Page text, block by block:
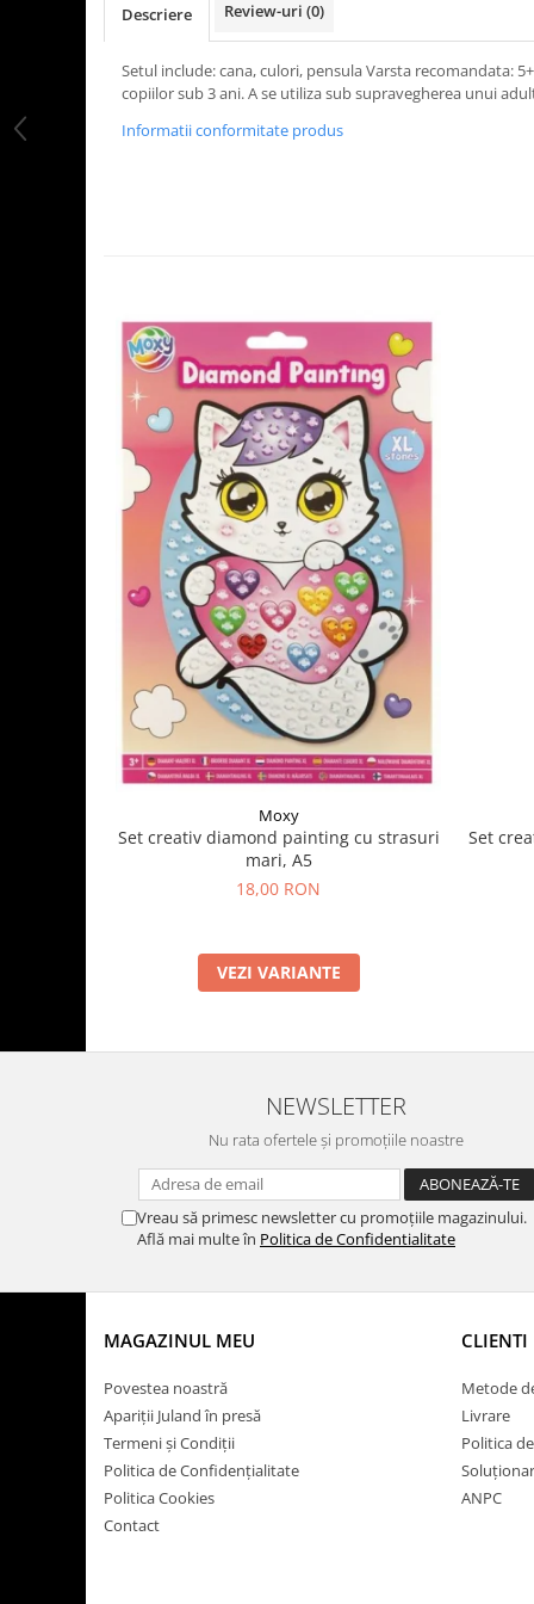
LEGO Architecture
LEGO Ideas
Descriere Review-uri (0)
Setul include: cana, culori, pensula Varsta recomandata:
copiilor sub 3 ani. A se utiliza sub supravegherea unui
Informatii conformitate produs
Moxy
Set creativ diamond painting cu strasuri
mari, A5
18,00 RON
VEZI VARIANTE
Set
NEWSLETTER
Nu rata ofertele și promoțiile noastre
Vreau să primesc newsletter cu promoțiile magazinului.
Află mai multe în Politica de Confidentialitate
MAGAZINUL MEU
Povestea noastră
Apariții Juland în presă
Termeni și Condiții
Politica de Confidențialitate
Politica Cookies
Contact
CLIENTI
Metode
Livrare
Politica
ANPC